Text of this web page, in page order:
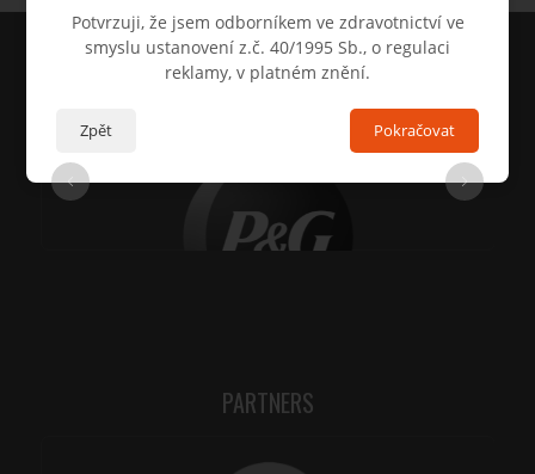
Potvrzuji, že jsem odborníkem ve zdravotnictví ve
smyslu ustanovení z.č. 40/1995 Sb., o regulaci
reklamy, v platném znění.
Zpět Pokračovat
REFERENCES
PARTNERS